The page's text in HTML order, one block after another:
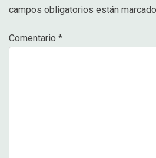
campos obligatorios están
Comentario *